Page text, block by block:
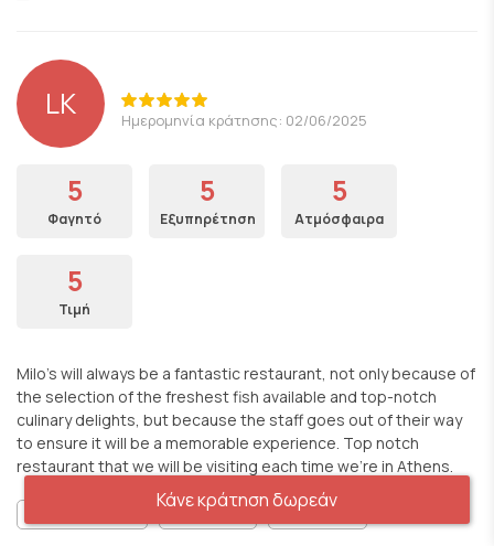
LK Ημερομηνία κράτησης: 02/06/2025
5
Φαγητό
5
Εξυπηρέτηση
5
Ατμόσφαιρα
5
Τιμή
Milo's will always be a fantastic restaurant, not only because of
the selection of the freshest fish available and top-notch
culinary delights, but because the staff goes out of their way
to ensure it will be a memorable experience. Top notch
restaurant that we will be visiting each time we're in Athens.
Για κουβεντούλα Gourmet γεύσεις
Κάνε κράτηση δωρεάν